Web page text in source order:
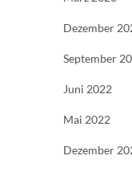
Dezember
September
Juni 2022
Mai 2022
Dezember